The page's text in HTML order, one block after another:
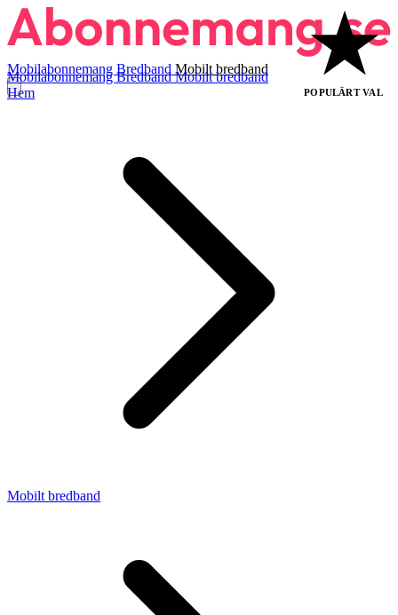
Mobilabonnemang Bredband Mobilt bredband
MobilabonnemangBredbandMobilt bredband
Hem
Mobilt bredband
POPULÄRT VAL